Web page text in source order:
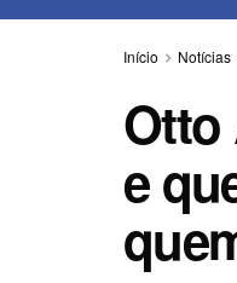
Início Notícias
Otto
e